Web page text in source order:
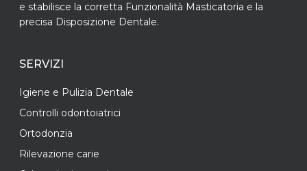
e stabilisce la corretta Funzionalità Masticatoria e la
precisa Disposizione Dentale.
SERVIZI
Igiene e Pulizia Dentale
Controlli odontoiatrici
Ortodonzia
Rilevazione carie